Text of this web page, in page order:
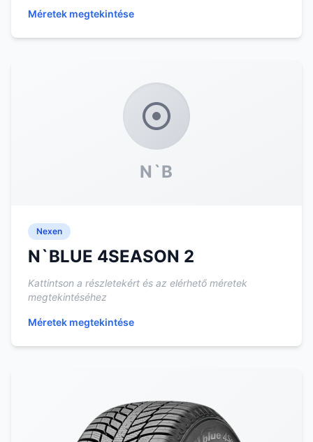
Méretek megtekintése
N`B
Nexen
N`BLUE 4SEASON 2
Kattintson a részletekért és az elérhető méretek
megtekintéséhez
Méretek megtekintése